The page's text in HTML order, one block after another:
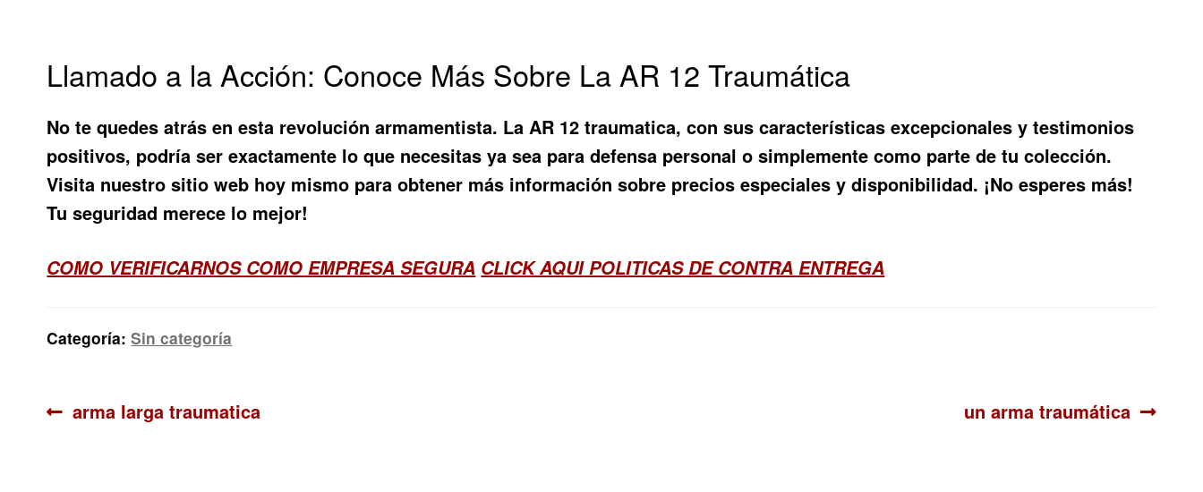
Llamado a la Acción: Conoce Más Sobre La AR 12 Traumática
No te quedes atrás en esta revolución armamentista. LaAR 12 traumatica, con sus características excepcionales y testimonios
positivos, podría ser exactamente lo que necesitas ya sea para defensa personal o simplemente como parte de tu colección.
Visita nuestro sitio web hoy mismo para obtener más información sobre precios especiales y disponibilidad. ¡No esperes más!
Tu seguridad merece lo mejor!
COMO VERIFICARNOS COMO EMPRESA SEGURA CLICK AQUI POLITICAS DE CONTRA ENTREGA
Categoría:Sin categoría
Navegación
Anterior:
arma larga traumatica Siguiente:
un arma traumática